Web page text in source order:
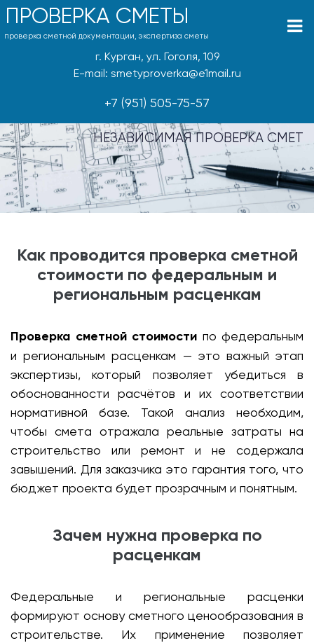
ПРОВЕРКА СМЕТЫ
проверка сметной документации, экспертиза сметы
г. Курган, ул. Гоголя, 109
E-mail: smetyproverka@e1mail.ru
+7 (951) 505-75-57
НЕЗАВИСИМАЯ ПРОВЕРКА СМЕТ
Как проводится проверка сметной
стоимости по федеральным и
региональным расценкам
Проверка сметной стоимости по федеральным
и региональным расценкам — это важный этап
экспертизы, который позволяет убедиться в
обоснованности расчётов и их соответствии
нормативной базе. Такой анализ необходим,
чтобы смета отражала реальные затраты на
строительство или ремонт и не содержала
завышений. Для заказчика это гарантия того, что
бюджет проекта будет прозрачным и понятным.
Зачем нужна проверка по
расценкам
Федеральные и региональные расценки
формируют основу сметного ценообразования в
строительстве. Их применение позволяет